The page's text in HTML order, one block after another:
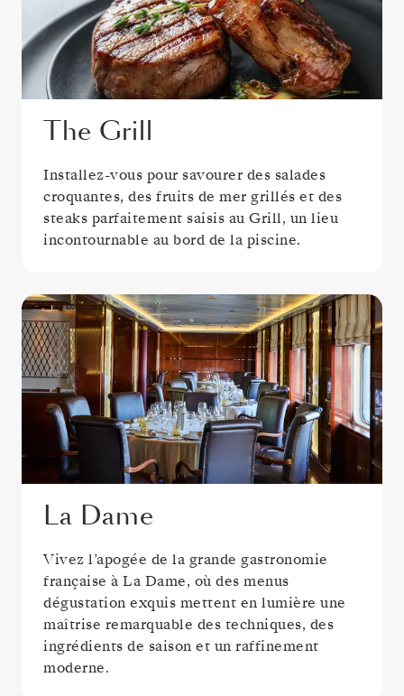
The Grill
Installez-vous pour savourer des salades
croquantes, des fruits de mer grillés et des
steaks parfaitement saisis au Grill, un lieu
incontournable au bord de la piscine.
La Dame
Vivez l’apogée de la grande gastronomie
française à La Dame, où des menus
dégustation exquis mettent en lumière une
maîtrise remarquable des techniques, des
ingrédients de saison et un raffinement
moderne.